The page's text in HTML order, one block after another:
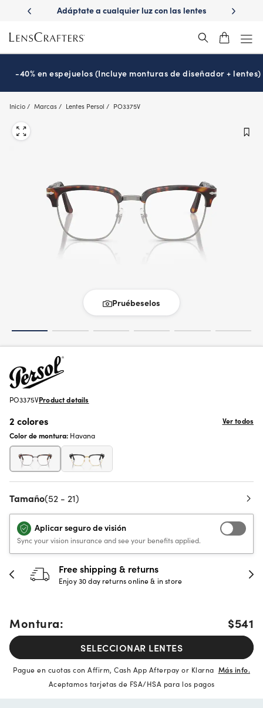
main
content
las lentes
¿Es hora de tu examen de la vista?
Disfruta
-40% en espejuelos (Incluye monturas de diseñador + lentes)
Inicio Marcas Lentes Persol PO3375V
Pruébeselos
PO3375VProduct details
2 colores
Ver todos
Color de montura: Havana
Tamaño(52 - 21)
Aplicar seguro de visión
Sync your vision insurance and see your benefits applied.
30-day happiness guarantee
Full refund or replacement within 30 days
Montura: $541
SELECCIONAR LENTES
Pague en cuotas con Affirm, Cash App Afterpay or Klarna Más info.
Aceptamos tarjetas de FSA/HSA para los pagos